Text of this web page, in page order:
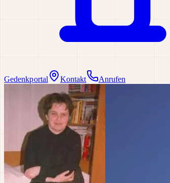
Gedenkportal Kontakt Anrufen